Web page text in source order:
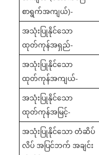
စာရွက်အကျယ်)-
အသုံးပြုနိုင်သော
ထုတ်ကုန်အရှည်-
အသုံးပြုနိုင်သော
ထုတ်ကုန်အကျယ်-
အသုံးပြုနိုင်သော
ထုတ်ကုန်အမြင့်-
အသုံးပြုနိုင်သော တံဆိပ်
လိပ် အပြင်ဘက် အချင်း